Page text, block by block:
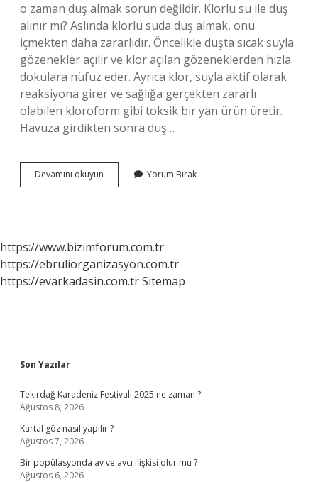
o zaman duş almak sorun değildir. Klorlu su ile duş
alınır mı? Aslında klorlu suda duş almak, onu
içmekten daha zararlıdır. Öncelikle duşta sıcak suyla
gözenekler açılır ve klor açılan gözeneklerden hızla
dokulara nüfuz eder. Ayrıca klor, suyla aktif olarak
reaksiyona girer ve sağlığa gerçekten zararlı
olabilen kloroform gibi toksik bir yan ürün üretir.
Havuza girdikten sonra duş…
Devamını okuyun
Sudan
Yorum Bırak
https://www.bizimforum.com.tr
https://ebruliorganizasyon.com.tr
https://evarkadasin.com.trSitemap
Sidebar
Son Yazılar
Tekirdağ Karadeniz Festivali 2025 ne zaman ?
Ağustos 8, 2026
Kartal göz nasıl yapılır ?
Ağustos 7, 2026
Bir popülasyonda av ve avcı ilişkisi olur mu ?
Ağustos 6, 2026